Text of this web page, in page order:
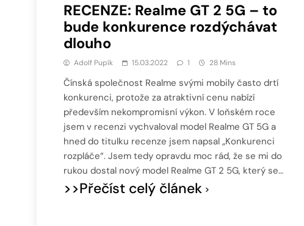
RECENZE: Realme GT 2 5G – to
bude konkurence rozdýchávat
dlouho
Adolf Pupík 15.03.2022 1 28 Mins
Čínská společnost Realme svými mobily často drtí
konkurenci, protože za atraktivní cenu nabízí
především nekompromisní výkon. V loňském roce
jsem v recenzi vychvaloval model Realme GT 5G a
hned do titulku recenze jsem napsal „Konkurenci
rozpláče“. Jsem tedy opravdu moc rád, že se mi do
rukou dostal nový model Realme GT 2 5G, který se…
>>Přečíst celý článek